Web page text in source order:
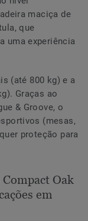
maciça de
que
uma experiência
(até 800 kg) e a
Graças ao
& Groove, o
(mesas,
proteção para
Oak
em